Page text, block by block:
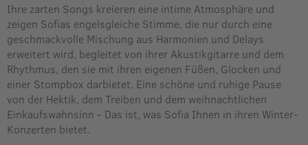
Ihre zarten Songs kreieren eine intime Atmosphäre und
zeigen Sofias engelsgleiche Stimme, die nur durch eine
geschmackvolle Mischung aus Harmonien und Delays
erweitert wird, begleitet von ihrer Akustikgitarre und dem
Rhythmus, den sie mit ihren eigenen Füßen, Glocken und
einer Stompbox darbietet. Eine schöne und ruhige Pause
von der Hektik, dem Treiben und dem weihnachtlichen
Einkaufswahnsinn - Das ist, was Sofia Ihnen in ihren Winter-
Konzerten bietet.